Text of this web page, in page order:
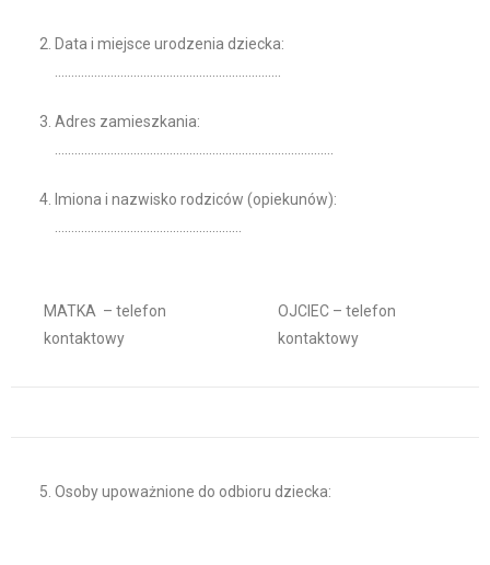
Data i miejsce urodzenia dziecka:
……………………………………………………………
Adres zamieszkania:
………………………………………………………………………….
Imiona i nazwisko rodziców (opiekunów):
…………………………………………………
MATKA – telefon
kontaktowy
OJCIEC – telefon
kontaktowy
Osoby upoważnione do odbioru dziecka: